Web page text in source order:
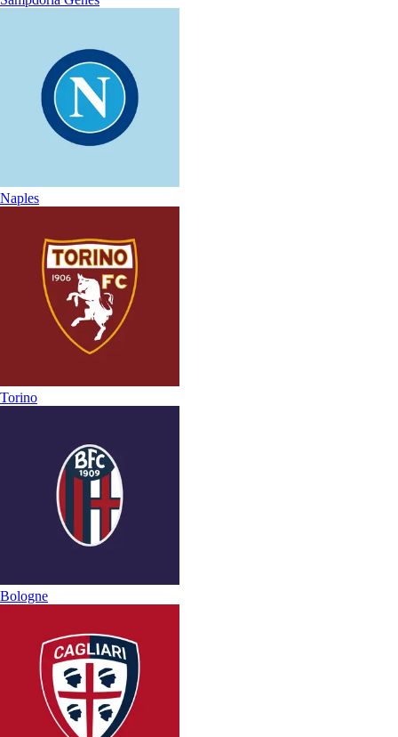
Naples
Torino
Bologne